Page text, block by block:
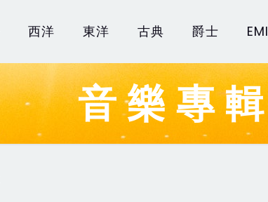
西洋 東洋 古典 爵士 EMI
音樂專輯